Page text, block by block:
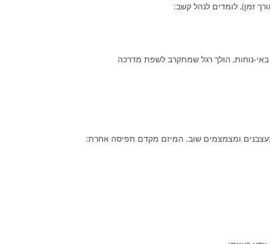
באי-נוחות, הולך רגל שמתקרב לשפת מדרכה
ומצמצמים שוב. המיזם מקדם תפיסה אחרת: